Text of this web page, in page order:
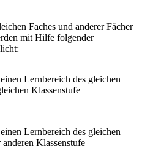
Faches und anderer Fächer
mit Hilfe folgender
Lernbereich des gleichen
Klassenstufe
Lernbereich des gleichen
anderen Klassenstufe